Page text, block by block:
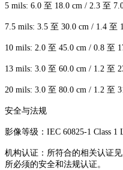
5 mils: 6.0 至 18.0 cm / 2.3 至
7.5 mils: 3.5 至 30.0 cm / 1.4 至
10 mils: 2.0 至 45.0 cm / 0.8 至
13 mils: 3.0 至 60.0 cm / 1.2 至
20 mils: 3.0 至 80.0 cm / 1.2 至
安全与法规
影像等级：IEC 60825-1 Class 1
机构认证：所符合的相关认证
所必须的安全和法规认证。